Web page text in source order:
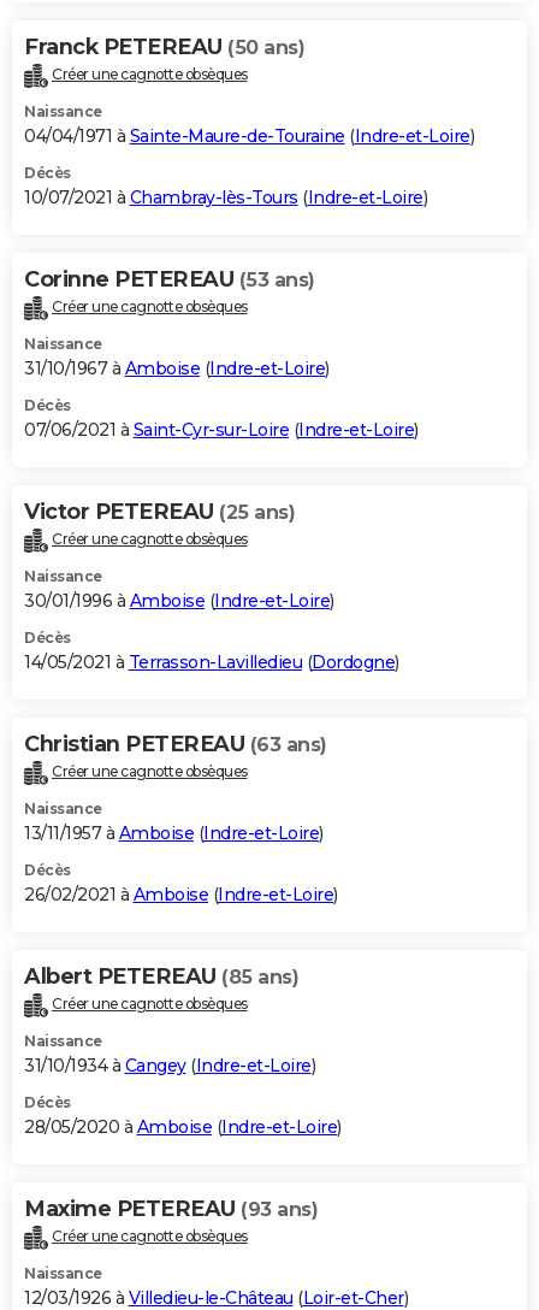
Franck PETEREAU (50 ans)
Créer une cagnotte obsèques
Naissance
04/04/1971 à Sainte-Maure-de-Touraine (Indre-et-Loire)
Décès
10/07/2021 à Chambray-lès-Tours (Indre-et-Loire)
Corinne PETEREAU (53 ans)
Créer une cagnotte obsèques
Naissance
31/10/1967 à Amboise (Indre-et-Loire)
Décès
07/06/2021 à Saint-Cyr-sur-Loire (Indre-et-Loire)
Victor PETEREAU (25 ans)
Créer une cagnotte obsèques
Naissance
30/01/1996 à Amboise (Indre-et-Loire)
Décès
14/05/2021 à Terrasson-Lavilledieu (Dordogne)
Christian PETEREAU (63 ans)
Créer une cagnotte obsèques
Naissance
13/11/1957 à Amboise (Indre-et-Loire)
Décès
26/02/2021 à Amboise (Indre-et-Loire)
Albert PETEREAU (85 ans)
Créer une cagnotte obsèques
Naissance
31/10/1934 à Cangey(Indre-et-Loire)
Décès
28/05/2020 à Amboise (Indre-et-Loire)
Maxime PETEREAU (93 ans)
Créer une cagnotte obsèques
Naissance
12/03/1926 à Villedieu-le-Château (Loir-et-Cher)